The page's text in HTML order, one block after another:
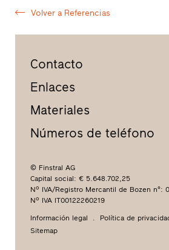
Volver a Referencias
Contacto
Enlaces
Materiales
Números de teléfono
© Finstral AG
Capital social: € 5.648.702,25
Nº IVA/Registro Mercantil de Bozen n°:
Nº IVA IT00122260219
Información legal Política de
Sitemap